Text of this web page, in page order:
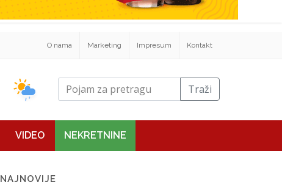
O nama Marketing Impresum Kontakt
Traži
VIDEO NEKRETNINE
NAJNOVIJE